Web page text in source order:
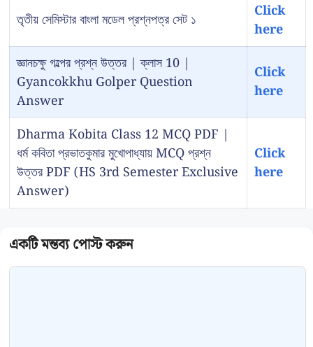
তৃতীয় সেমিস্টার বাংলা মডেল প্রশ্নপত্র সেট ১
Click
here
জ্ঞানচক্ষু গল্পের প্রশ্ন উত্তর | ক্লাস 10 |
Gyancokkhu Golper Question
Answer
Click
here
Dharma Kobita Class 12 MCQ PDF |
ধর্ম কবিতা প্রভাতকুমার মুখোপাধ্যায় MCQ প্রশ্ন
উত্তর PDF (HS 3rd Semester Exclusive
Answer)
Click
here
Comment